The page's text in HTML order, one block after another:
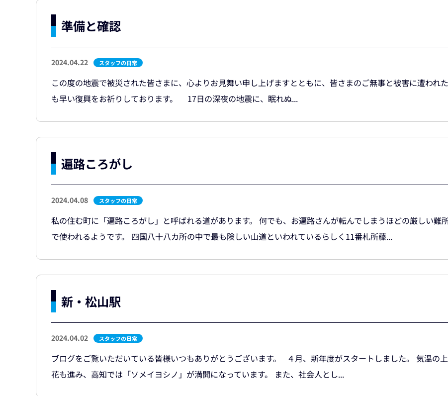
準備と確認
2024.04.22 スタッフの日常
この度の地震で被災された皆さまに、心よりお見舞い申し上げますとともに、皆さまのご無事と被害に遭われ
も早い復興をお祈りしております。 17日の深夜の地震に、眠れぬ...
遍路ころがし
2024.04.08 スタッフの日常
私の住む町に「遍路ころがし」と呼ばれる道があります。 何でも、お遍路さんが転んでしまうほどの厳しい難
で使われるようです。 四国八十八カ所の中で最も険しい山道といわれているらしく11番札所藤...
新・松山駅
2024.04.02 スタッフの日常
ブログをご覧いただいている皆様いつもありがとうございます。 ４月、新年度がスタートしました。 気温の
花も進み、高知では「ソメイヨシノ」が満開になっています。 また、社会人とし...